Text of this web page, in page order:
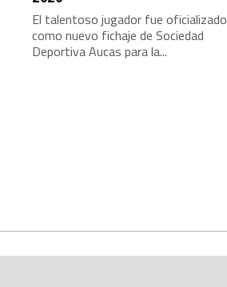
El talentoso jugador fue oficializado
como nuevo fichaje de Sociedad
Deportiva Aucas para la...